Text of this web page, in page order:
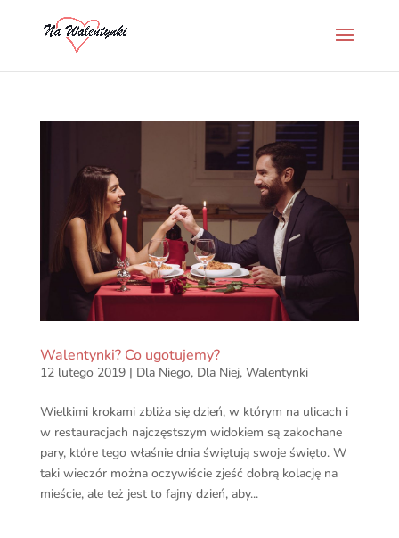
Walentynki? Co ugotujemy?
12 lutego 2019| Dla Niego, Dla Niej, Walentynki
Wielkimi krokami zbliża się dzień, w którym na ulicach i
w restauracjach najczęstszym widokiem są zakochane
pary, które tego właśnie dnia świętują swoje święto. W
taki wieczór można oczywiście zjeść dobrą kolację na
mieście, ale też jest to fajny dzień, aby...